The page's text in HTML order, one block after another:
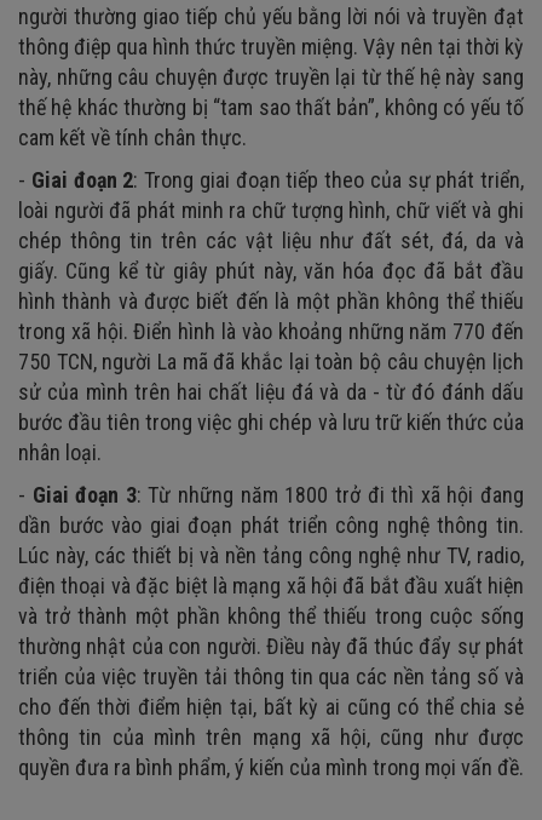
người thường giao tiếp chủ yếu bằng lời nói và truyền đạt
thông điệp qua hình thức truyền miệng. Vậy nên tại thời kỳ
này, những câu chuyện được truyền lại từ thế hệ này sang
thế hệ khác thường bị “tam sao thất bản”, không có yếu tố
cam kết về tính chân thực.
- Giai đoạn 2: Trong giai đoạn tiếp theo của sự phát triển,
loài người đã phát minh ra chữ tượng hình, chữ viết và ghi
chép thông tin trên các vật liệu như đất sét, đá, da và
giấy. Cũng kể từ giây phút này, văn hóa đọc đã bắt đầu
hình thành và được biết đến là một phần không thể thiếu
trong xã hội. Điển hình là vào khoảng những năm 770 đến
750 TCN, người La mã đã khắc lại toàn bộ câu chuyện lịch
sử của mình trên hai chất liệu đá và da - từ đó đánh dấu
bước đầu tiên trong việc ghi chép và lưu trữ kiến thức của
nhân loại.
- Giai đoạn 3: Từ những năm 1800 trở đi thì xã hội đang
dần bước vào giai đoạn phát triển công nghệ thông tin.
Lúc này, các thiết bị và nền tảng công nghệ như TV, radio,
điện thoại và đặc biệt là mạng xã hội đã bắt đầu xuất hiện
và trở thành một phần không thể thiếu trong cuộc sống
thường nhật của con người. Điều này đã thúc đẩy sự phát
triển của việc truyền tải thông tin qua các nền tảng số và
cho đến thời điểm hiện tại, bất kỳ ai cũng có thể chia sẻ
thông tin của mình trên mạng xã hội, cũng như được
quyền đưa ra bình phẩm, ý kiến của mình trong mọi vấn đề.